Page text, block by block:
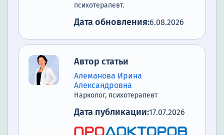
психотерапевт.
Дата обновления:6.08.2026
Автор статьи
Алеманова Ирина
Александровна
Нарколог, психотерапевт
Дата публикации:17.07.2026